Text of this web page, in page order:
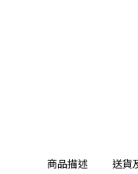
商品描述 送貨